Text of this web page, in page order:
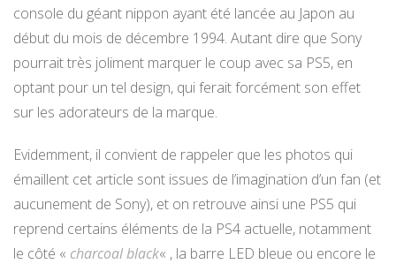
console du géant nippon ayant été lancée au Japon au
début du mois de décembre 1994. Autant dire que Sony
pourrait très joliment marquer le coup avec sa PS5, en
optant pour un tel design, qui ferait forcément son effet
sur les adorateurs de la marque.
Evidemment, il convient de rappeler que les photos qui
émaillent cet article sont issues de l’imagination d’un fan (et
aucunement de Sony), et on retrouve ainsi une PS5 qui
reprend certains éléments de la PS4 actuelle, notamment
le côté « charcoal black« , la barre LED bleue ou encore le